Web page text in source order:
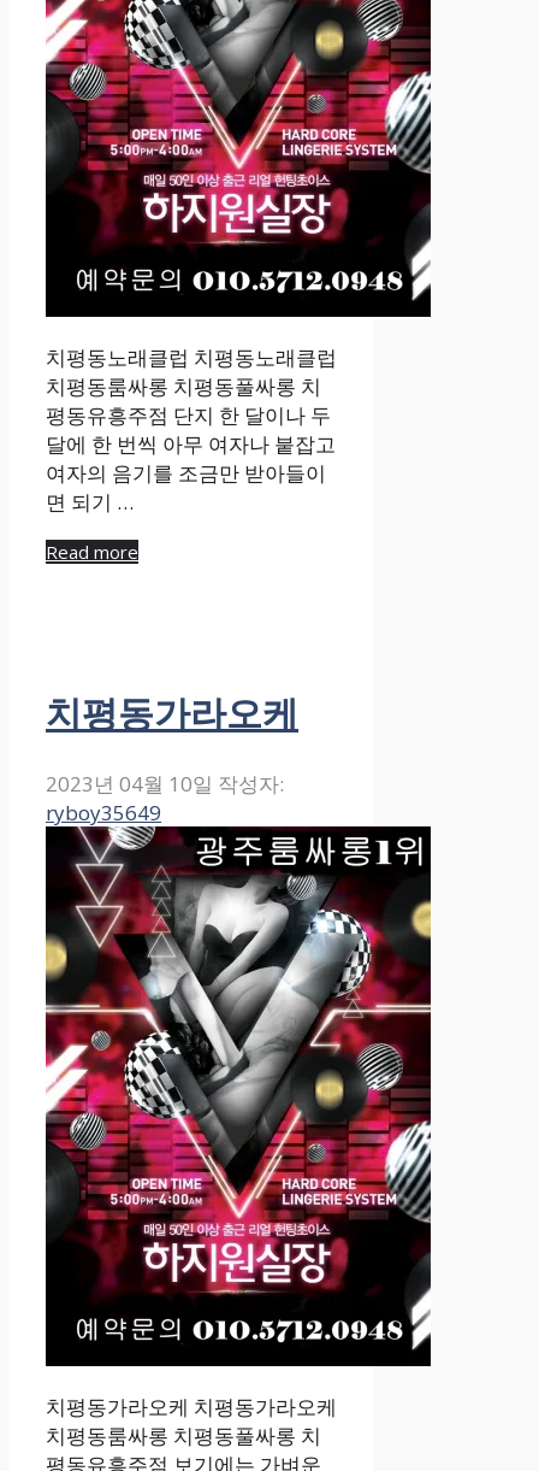
치평동노래클럽 치평동노래클럽
치평동룸싸롱 치평동풀싸롱 치
평동유흥주점 단지 한 달이나 두
달에 한 번씩 아무 여자나 붙잡고
여자의 음기를 조금만 받아들이
면 되기 …
Read more
치평동가라오케
2023년 04월 10일 작성자:
ryboy35649
치평동가라오케 치평동가라오케
치평동룸싸롱 치평동풀싸롱 치
평동유흥주점 보기에는 가벼운